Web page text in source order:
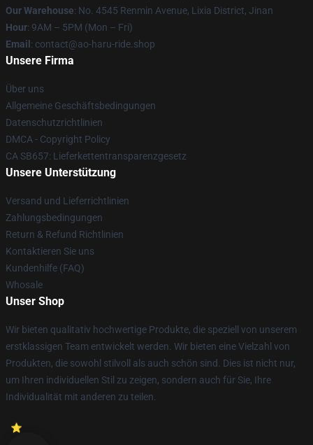
Our Warehouse: No. 4545 Renmin Avenue, Lixia District, Jinan
Hour: 9AM – 5PM (Mon – Fri)
Email : contact@ao-haru-ride.shop
Unsere Firma
Über uns
Allgemeine Geschäftsbedingungen
Datenschutzrichtlinien
DMCA - Copyright Policy
CA SB657: Lieferkettentransparenzgesetz
Unsere Unterstützung
Versand und Lieferrichtlinien
Zahlungsbedingungen
Return & Refund Richtlinien
Kontaktieren Sie uns
Kundenhilfe (FAQ)
Whosale
Unser Shop
Wir bieten qualitativ hochwertige Produkte, die speziell von unserem
erstklassigen Team entwickelt werden. Wir bieten eine Vielzahl von
Produkten, die sowohl stilvoll als auch schön sind. Dies ist nicht nur,
um Ihren individuellen Stil zu zeigen, sondern auch für Sie, Ihre
Individualität mit anderen zu teilen.